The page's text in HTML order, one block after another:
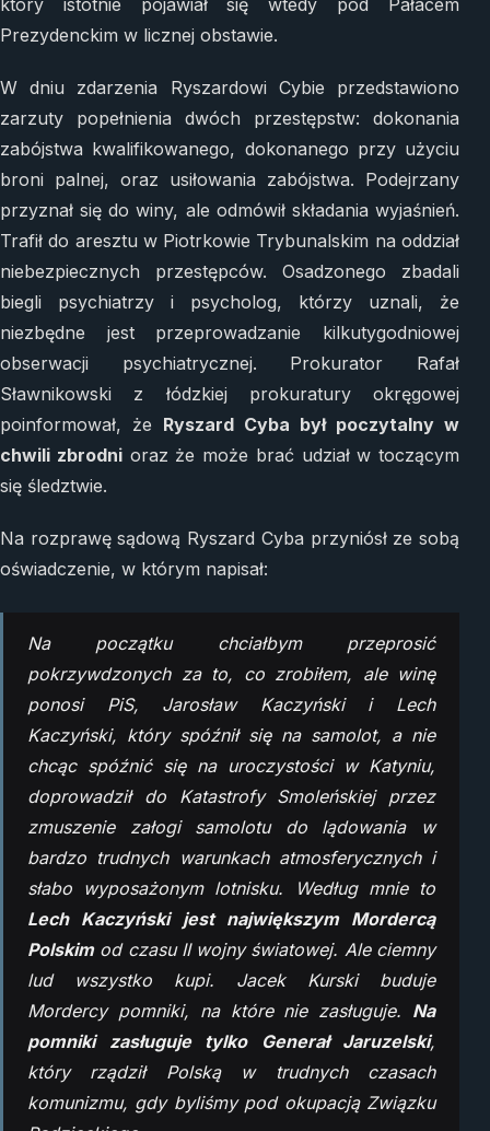
który istotnie pojawiał się wtedy pod Pałacem
Prezydenckim w licznej obstawie.
W dniu zdarzenia Ryszardowi Cybie przedstawiono
zarzuty popełnienia dwóch przestępstw: dokonania
zabójstwa kwalifikowanego, dokonanego przy użyciu
broni palnej, oraz usiłowania zabójstwa. Podejrzany
przyznał się do winy, ale odmówił składania wyjaśnień.
Trafił do aresztu w Piotrkowie Trybunalskim na oddział
niebezpiecznych przestępców. Osadzonego zbadali
biegli psychiatrzy i psycholog, którzy uznali, że
niezbędne jest przeprowadzanie kilkutygodniowej
obserwacji psychiatrycznej. Prokurator Rafał
Sławnikowski z łódzkiej prokuratury okręgowej
poinformował, że Ryszard Cyba był poczytalny w
chwili zbrodnioraz że może brać udział w toczącym
się śledztwie.
Na rozprawę sądową Ryszard Cyba przyniósł ze sobą
oświadczenie, w którym napisał:
Na początku chciałbym przeprosić
pokrzywdzonych za to, co zrobiłem, ale winę
ponosi PiS, Jarosław Kaczyński i Lech
Kaczyński, który spóźnił się na samolot, a nie
chcąc spóźnić się na uroczystości w Katyniu,
doprowadził do Katastrofy Smoleńskiej przez
zmuszenie załogi samolotu do lądowania w
bardzo trudnych warunkach atmosferycznych i
słabo wyposażonym lotnisku. Według mnie to
Lech Kaczyński jest największym Mordercą
Polskimod czasu II wojny światowej. Ale ciemny
lud wszystko kupi. Jacek Kurski buduje
Mordercy pomniki, na które nie zasługuje. Na
pomniki zasługuje tylko Generał Jaruzelski,
który rządził Polską w trudnych czasach
komunizmu, gdy byliśmy pod okupacją Związku